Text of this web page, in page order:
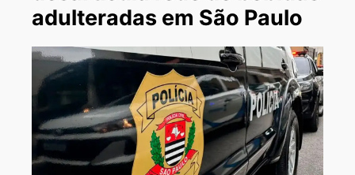
adulteradas em São Paulo